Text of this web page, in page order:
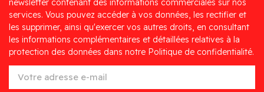
newsletter contenant des informations commerciales sur nos
services. Vous pouvez accéder à vos données, les rectifier et
les supprimer, ainsi qu'exercer vos autres droits, en consultant
les informations complémentaires et détaillées relatives à la
protection des données dans notre Politique de confidentialité.